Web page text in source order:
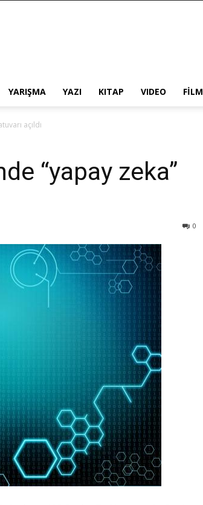
YARIŞMA YAZI KITAP VIDEO FİLM
açıldı
“yapay zeka”
0